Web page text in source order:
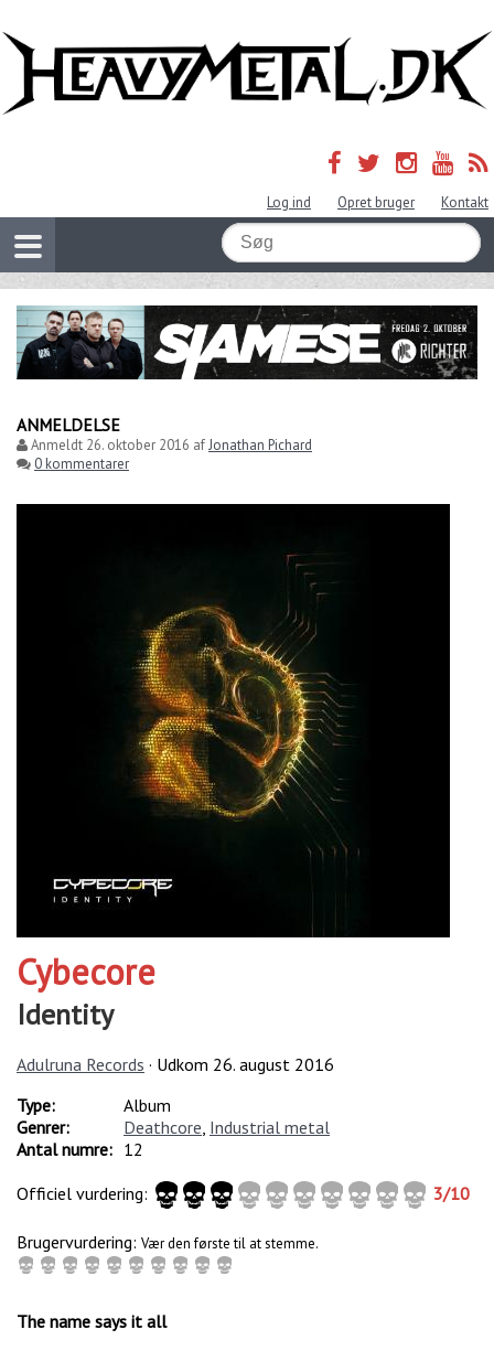
Log ind Opret bruger Kontakt
ANMELDELSE
Anmeldt 26. oktober 2016 afJonathan Pichard
0 kommentarer
Cybecore
Identity
Adulruna Records · Udkom 26. august 2016
Type:
Album
Genrer:
Deathcore Industrial metal
Antal numre: 12
Officiel vurdering:
3/10
Brugervurdering: Vær den første til at stemme.
The name says it all